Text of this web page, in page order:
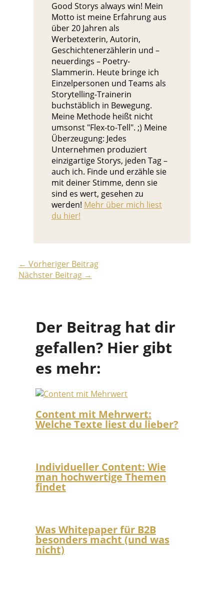
Good Storys always win! Mein
Motto ist meine Erfahrung aus
über 20 Jahren als
Werbetexterin, Autorin,
Geschichtenerzählerin und –
neuerdings – Poetry-
Slammerin. Heute bringe ich
Einzelpersonen und Teams als
Storytelling-Trainerin
buchstäblich in Bewegung.
Meine Methode heißt nicht
umsonst "Flex-to-Tell". ;) Meine
Überzeugung: Jedes
Unternehmen produziert
einzigartige Storys, jeden Tag –
auch ich. Finde und erzähle sie
mit deiner Stimme, denn sie
sind es wert, gesehen zu
werden! Mehr über mich liest
du hier!
← Vorheriger Beitrag
Nächster Beitrag →
Der Beitrag hat dir
gefallen? Hier gibt
es mehr:
Content mit Mehrwert:
Welche Texte liest du lieber?
Individueller Content: Wie
man hochwertige Themen
findet
Was Whitepaper für B2B
besonders macht (und was
nicht)